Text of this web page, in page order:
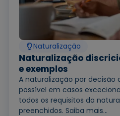
Naturalização
Naturalização
e exemplos
A naturalização por decisão
possível em casos
todos os requisitos da
preenchidos. Saiba mais...